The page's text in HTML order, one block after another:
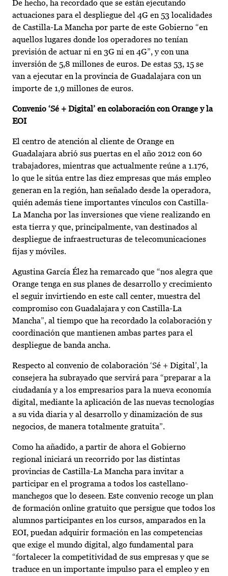
De hecho, ha recordado que se están ejecutando
actuaciones para el despliegue del 4G en 53 localidades
de Castilla-La Mancha por parte de este Gobierno “en
aquellos lugares donde los operadores no tenían
previsión de actuar ni en 3G ni en 4G”, y con una
inversión de 5,8 millones de euros. De estas 53, 15 se
van a ejecutar en la provincia de Guadalajara con un
importe de 1,9 millones de euros.
Convenio ‘Sé + Digital’ en colaboración con Orange y la
EOI
El centro de atención al cliente de Orange en
Guadalajara abrió sus puertas en el año 2012 con 60
trabajadores, mientras que actualmente reúne a 1.176,
lo que le sitúa entre las diez empresas que más empleo
generan en la región, han señalado desde la operadora,
quién además tiene importantes vínculos con Castilla-
La Mancha por las inversiones que viene realizando en
esta tierra y que, principalmente, van destinados al
despliegue de infraestructuras de telecomunicaciones
fijas y móviles.
Agustina García Élez ha remarcado que “nos alegra que
Orange tenga en sus planes de desarrollo y crecimiento
el seguir invirtiendo en este call center, muestra del
compromiso con Guadalajara y con Castilla-La
Mancha”, al tiempo que ha recordado la colaboración y
coordinación que mantienen ambas partes para el
despliegue de banda ancha.
Respecto al convenio de colaboración ‘Sé + Digital’, la
consejera ha subrayado que servirá para “preparar a la
ciudadanía y a los empresarios para la nueva economía
digital, mediante la aplicación de las nuevas tecnologías
a su vida diaria y al desarrollo y dinamización de sus
negocios, de manera totalmente gratuita”.
Como ha añadido, a partir de ahora el Gobierno
regional iniciará un recorrido por las distintas
provincias de Castilla-La Mancha para invitar a
participar en el programa a todos los castellano-
manchegos que lo deseen. Este convenio recoge un plan
de formación online gratuito que persigue que todos los
alumnos participantes en los cursos, amparados en la
EOI, puedan adquirir formación en las competencias
que exige el mundo digital, algo fundamental para
“fortalecer la competitividad de sus empresas y que se
traduce en un importante impulso para el empleo y en